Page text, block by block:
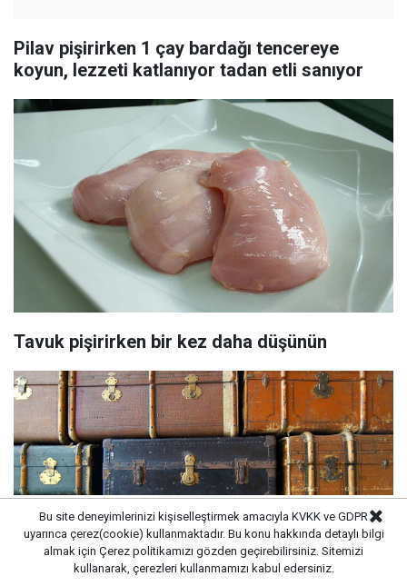
Pilav pişirirken 1 çay bardağı tencereye
koyun, lezzeti katlanıyor tadan etli sanıyor
Tavuk pişirirken bir kez daha düşünün
Bu site deneyimlerinizi kişiselleştirmek amacıyla KVKK ve GDPR
uyarınca çerez(cookie) kullanmaktadır. Bu konu hakkında detaylı bilgi
almak için Çerez politikamızı gözden geçirebilirsiniz. Sitemizi
kullanarak, çerezleri kullanmamızı kabul edersiniz.